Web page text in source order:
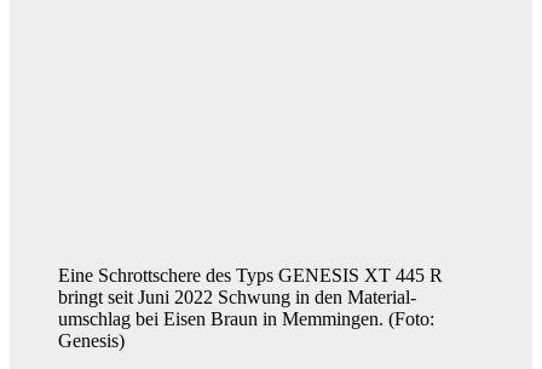
Eine Schrottschere des Typs GENESIS XT 445 R
bringt seit Juni 2022 Schwung in den Material-
umschlag bei Eisen Braun in Memmingen. (Foto:
Genesis)